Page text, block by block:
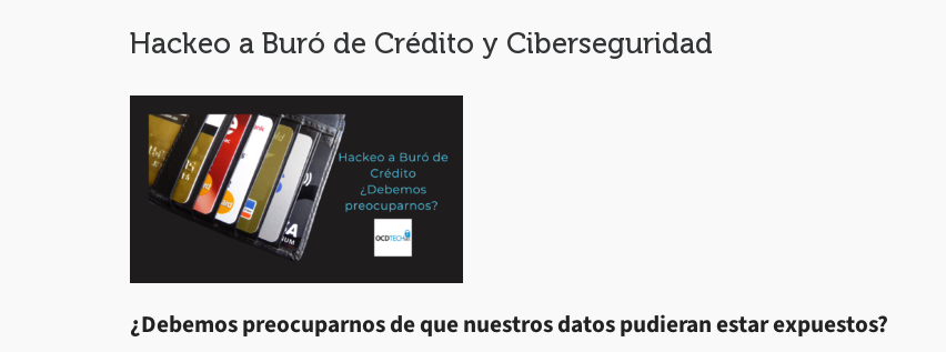
Hackeo a Buró de Crédito y Ciberseguridad
¿Debemos preocuparnos de que nuestros datos pudieran estar expuestos?